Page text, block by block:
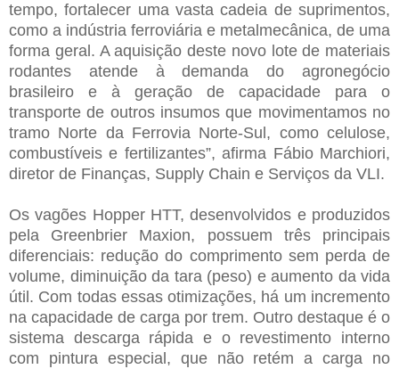
tempo, fortalecer uma vasta cadeia de suprimentos,
como a indústria ferroviária e metalmecânica, de uma
forma geral. A aquisição deste novo lote de materiais
rodantes atende à demanda do agronegócio
brasileiro e à geração de capacidade para o
transporte de outros insumos que movimentamos no
tramo Norte da Ferrovia Norte-Sul, como celulose,
combustíveis e fertilizantes”, afirma Fábio Marchiori,
diretor de Finanças, Supply Chain e Serviços da VLI.
Os vagões Hopper HTT, desenvolvidos e produzidos
pela Greenbrier Maxion, possuem três principais
diferenciais: redução do comprimento sem perda de
volume, diminuição da tara (peso) e aumento da vida
útil. Com todas essas otimizações, há um incremento
na capacidade de carga por trem. Outro destaque é o
sistema descarga rápida e o revestimento interno
com pintura especial, que não retém a carga no